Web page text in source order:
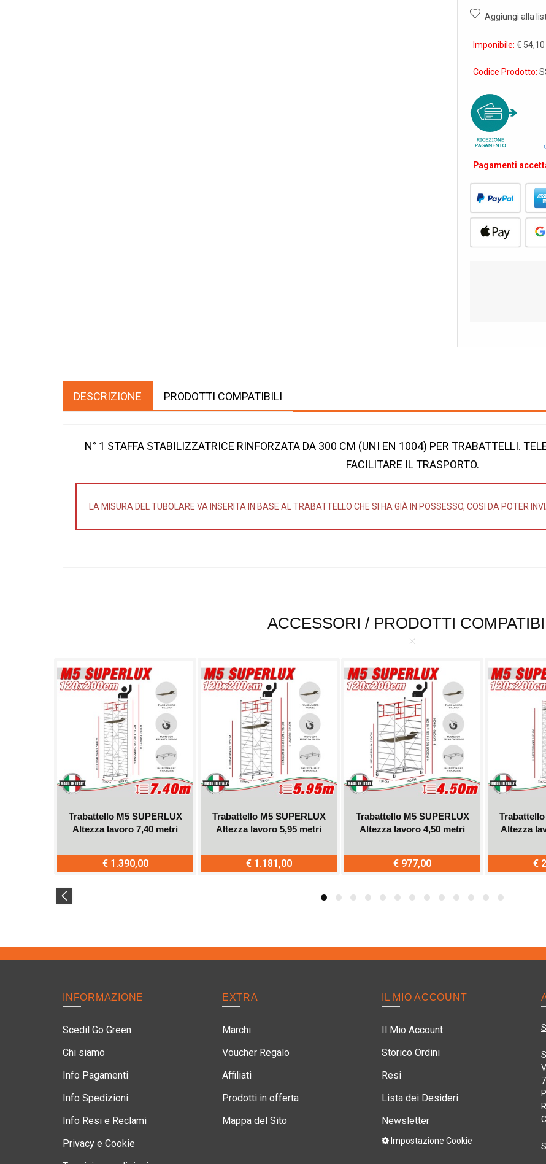
Aggiungi alla
Imponibile: € 54,10
Codice Prodotto:
Pagamenti
DESCRIZIONE PRODOTTI COMPATIBILI
N° 1 STAFFA STABILIZZATRICE RINFORZATA DA 300 CM (UNI EN 1004) PER TRABATTELLI.
FACILITARE IL TRASPORTO.
LA MISURA DEL TUBOLARE VA INSERITA IN BASE AL TRABATTELLO CHE SI HA GIÀ IN POSSESSO, COSI DA POTER
ACCESSORI / PRODOTTI
Trabattello M5 SUPERLUX
Altezza lavoro 7,40 metri
€ 1.390,00
Trabattello M5 SUPERLUX
Altezza lavoro 5,95 metri
€ 1.181,00
Trabattello M5 SUPERLUX
Altezza lavoro 4,50 metri
€ 977,00
Altezza
€
INFORMAZIONE
Scedil Go Green
Chi siamo
Info Pagamenti
Info Spedizioni
Info Resi e Reclami
Privacy e Cookie
EXTRA
Marchi
Voucher Regalo
Affiliati
Prodotti in offerta
Mappa del Sito
IL MIO ACCOUNT
Il Mio Account
Storico Ordini
Resi
Lista dei Desideri
Newsletter
Impostazione Cookie